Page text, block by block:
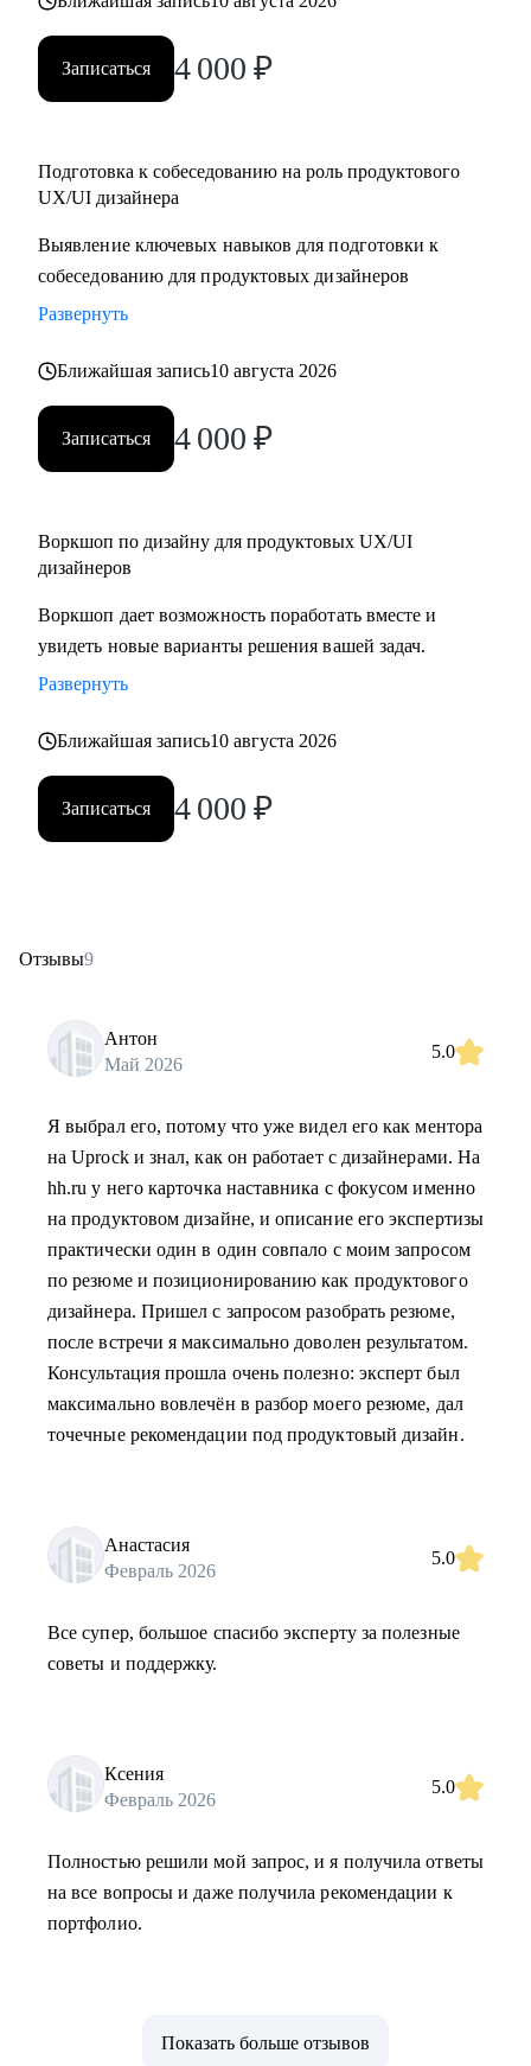
Записаться 4 000 ₽
Подготовка к собеседованию на роль продуктового
UX/UI дизайнера
Выявление ключевых навыков для подготовки к
собеседованию для продуктовых дизайнеров
Развернуть
Ближайшая запись10 августа 2026
Записаться 4 000 ₽
Воркшоп по дизайну для продуктовых UX/UI
дизайнеров
Воркшоп дает возможность поработать вместе и
увидеть новые варианты решения вашей задач.
Развернуть
Ближайшая запись10 августа 2026
Записаться 4 000 ₽
Отзывы9
Антон
Май 2026
5.0
Я выбрал его, потому что уже видел его как ментора
на Uprock и знал, как он работает с дизайнерами. На
hh.ru у него карточка наставника с фокусом именно
на продуктовом дизайне, и описание его экспертизы
практически один в один совпало с моим запросом
по резюме и позиционированию как продуктового
дизайнера. Пришел с запросом разобрать резюме,
после встречи я максимально доволен результатом.
Консультация прошла очень полезно: эксперт был
максимально вовлечён в разбор моего резюме, дал
точечные рекомендации под продуктовый дизайн.
Анастасия
Февраль 2026
5.0
Все супер, большое спасибо эксперту за полезные
советы и поддержку.
Ксения
Февраль 2026
5.0
Полностью решили мой запрос, и я получила ответы
на все вопросы и даже получила рекомендации к
портфолио.
Показать больше отзывов